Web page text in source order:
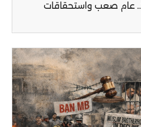
إيران في 2025.. عام صعب واستحقاقات